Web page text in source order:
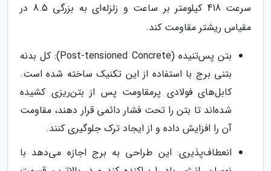
سرعت 418 کیلومتر بر ساعت و زلزله‌ای به بزرگی 8.5 در
مقیاس ریشتر مقاومت کند.
بتن پس‌تنیده (Post-tensioned Concrete): کل بدنه
بتنی برج با استفاده از این تکنیک ساخته شده است.
کابل‌های فولادی پرمقاومت پس از بتن‌ریزی کشیده
شده‌اند تا بتن را تحت فشار دائمی قرار دهند، مقاومت
آن را افزایش داده و از ایجاد ترک جلوگیری کنند.
انعطاف‌پذیری: این طراحی به برج اجازه می‌دهد با